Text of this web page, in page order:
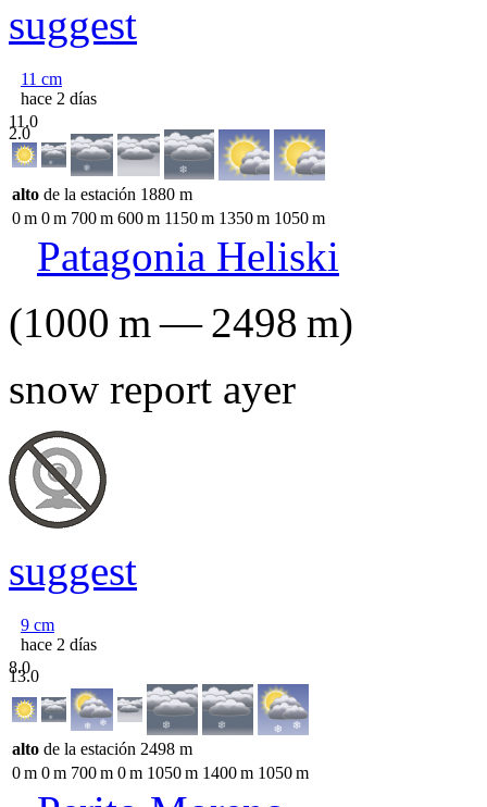
suggest
11 cm
hace 2 días
11.0
2.0
alto de la estación 1880 m
0m 0m 700m 600m 1150m 1350m 1050m
Patagonia Heliski
(1000 m—2498 m)
snow report ayer
suggest
9 cm
hace 2 días
8.0
13.0
alto de la estación 2498 m
0m 0m 700m 0m 1050m 1400m 1050m